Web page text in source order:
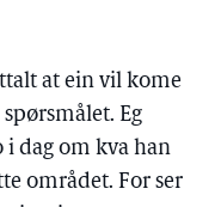
at ein vil kome
Eg
i dag om kva han
området. For ser